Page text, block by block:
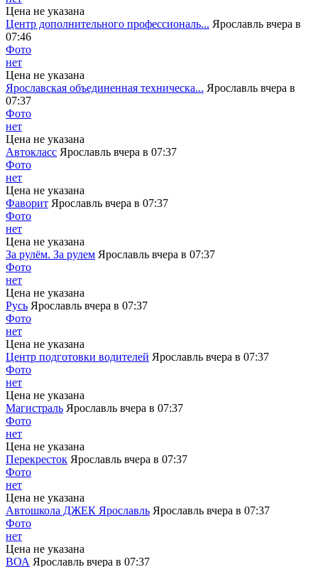
Цена не указана
Центр дополнительного профессиональ... Ярославль вчера в
07:46
Фото
нет
Цена не указана
Ярославская объединенная техническа... Ярославль вчера в
07:37
Фото
нет
Цена не указана
Автокласс Ярославль вчера в 07:37
Фото
нет
Цена не указана
Фаворит Ярославль вчера в 07:37
Фото
нет
Цена не указана
За рулём. За рулем Ярославль вчера в 07:37
Фото
нет
Цена не указана
Русь Ярославль вчера в 07:37
Фото
нет
Цена не указана
Центр подготовки водителей Ярославль вчера в 07:37
Фото
нет
Цена не указана
Магистраль Ярославль вчера в 07:37
Фото
нет
Цена не указана
Перекресток Ярославль вчера в 07:37
Фото
нет
Цена не указана
Автошкола ДЖЕК Ярославль Ярославль вчера в 07:37
Фото
нет
Цена не указана
ВОА Ярославль вчера в 07:37